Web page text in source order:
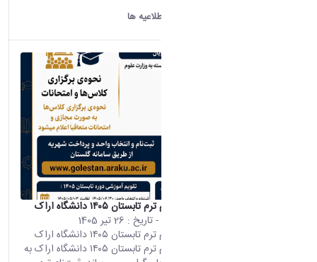
اطلاعیه ها
اطلاعیه ثبت‌نام ترم تابستان ۱۴۰۵ دانشگاه اراک
- تاریخ : 26 تیر 1405
اطلاعیه ثبت‌نام ترم تابستان ۱۴۰۵ دانشگاه اراک
اطلاعیه ثبت‌نام ترم تابستان ۱۴۰۵ دانشگاه اراک به